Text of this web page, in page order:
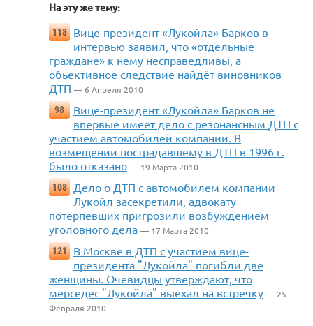
На эту же тему:
118
Вице-президент «Лукойла» Барков в
интервью заявил, что «отдельные
граждане» к нему несправедливы, а
обьективное следствие найдёт виновников
ДТП — 6 Апреля 2010
98
Вице-президент «Лукойла» Барков не
впервые имеет дело с резонансным ДТП с
участием автомобилей компании. В
возмещении пострадавшему в ДТП в 1996 г.
было отказано — 19 Марта 2010
108
Дело о ДТП с автомобилем компании
Лукойл засекретили, адвокату
потерпевших пригрозили возбуждением
уголовного дела — 17 Марта 2010
121
В Москве в ДТП с участием вице-
президента "Лукойла" погибли две
женщины. Очевидцы утверждают, что
мерседес "Лукойла" выехал на встречку — 25
Февраля 2010